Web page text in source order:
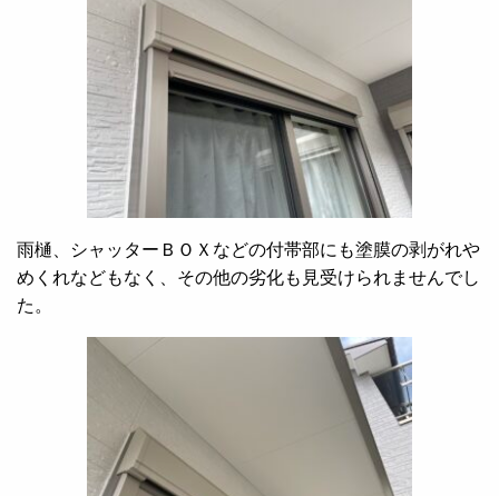
雨樋、シャッターＢＯＸなどの付帯部にも塗膜の剥がれや
めくれなどもなく、その他の劣化も見受けられませんでし
た。